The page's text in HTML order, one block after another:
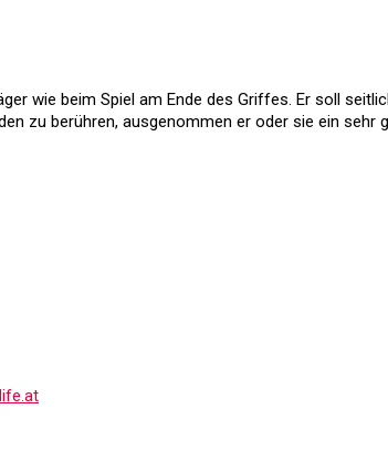
wie beim Spiel am Ende des Griffes. Er soll
zu berühren, ausgenommen er oder sie ein sehr